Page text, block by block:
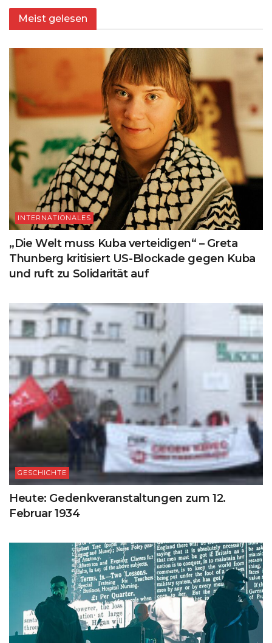
Meist gelesen
INTERNATIONALES
„Die Welt muss Kuba verteidigen“ – Greta
Thunberg kritisiert US-Blockade gegen Kuba
und ruft zu Solidarität auf
GESCHICHTE
Heute: Gedenkveranstaltungen zum 12.
Februar 1934